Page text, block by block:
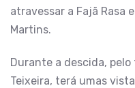
atravessar a Fajã Rasa
Martins.
Durante a descida,
Teixeira, terá umas